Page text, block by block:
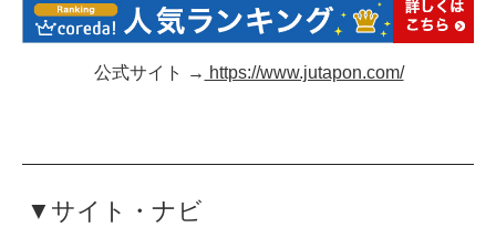
公式サイト → https://www.jutapon.com/
▼サイト・ナビ